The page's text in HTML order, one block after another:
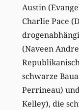
Austin
Charlie Pace
(Naveen
schwarze
Perrineau)
Kelley), die